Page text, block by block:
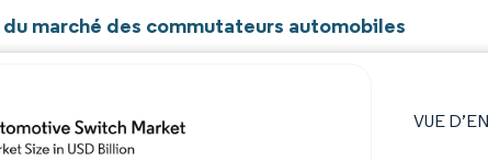
marché des commutateurs automobiles
VUE